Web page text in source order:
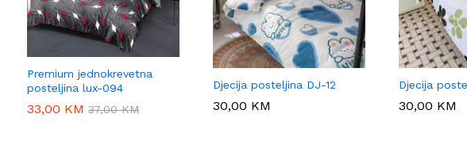
Premium jednokrevetna
posteljina lux-094
33,00 KM 37,00KM
33,00 KM 37,00KM
Djecija posteljina DJ-12
30,00 KM
30,00 KM
Djecija
30,00 KM
30,00 KM